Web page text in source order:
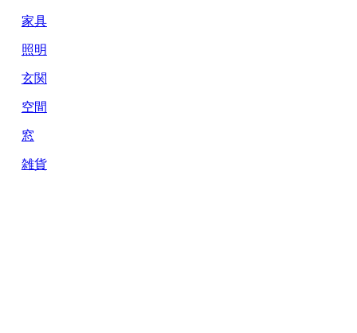
家具
照明
玄関
空間
窓
雑貨